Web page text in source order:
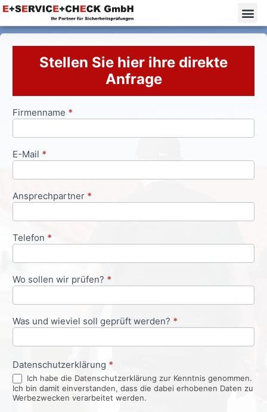
Stellen Sie hier ihre direkte
Anfrage
Anfrageformular
Firmenname *
E-Mail *
Ansprechpartner *
Telefon *
Wo sollen wir prüfen? *
Was und wieviel soll geprüft werden? *
Datenschutzerklärung *
Ich habe die Datenschutzerklärung zur Kenntnis genommen.
Ich bin damit einverstanden, dass die dabei erhobenen Daten zu
Werbezwecken verarbeitet werden.